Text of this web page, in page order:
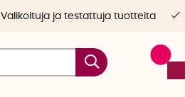
Valikoituja ja testattuja tuotteita